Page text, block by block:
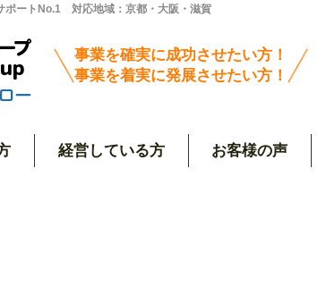
ポートNo.1 対応地域：京都・大阪・滋賀
事業を確実に成功させたい方！
事業を着実に発展させたい方！
経営している方 お客様の声